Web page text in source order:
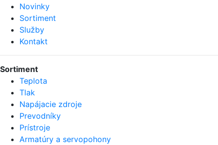
Novinky
Sortiment
Služby
Kontakt
Sortiment
Teplota
Tlak
Napájacie zdroje
Prevodníky
Prístroje
Armatúry a servopohony